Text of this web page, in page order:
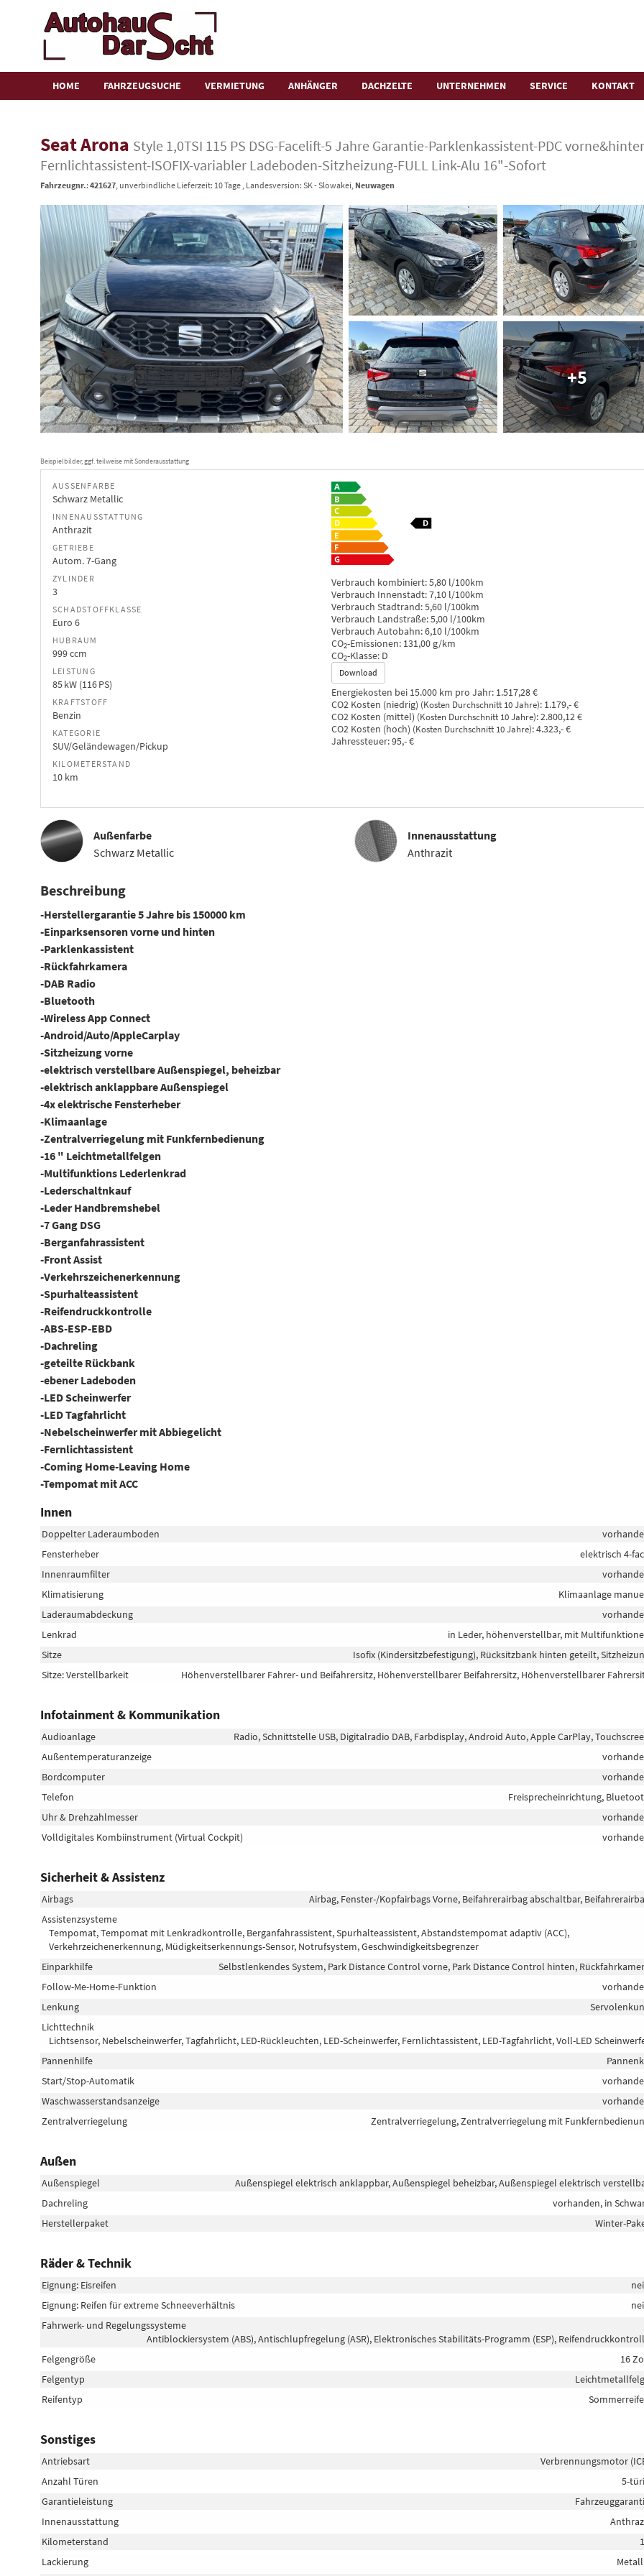
HOME FAHRZEUGSUCHE VERMIETUNG ANHÄNGER DACHZELTE UNTERNEHMEN SERVICE KONTAKT
Seat Arona Style 1,0TSI 115 PS DSG-Facelift-5 Jahre Garantie-Parklenkassistent-PDC
Fernlichtassistent-ISOFIX-variabler Ladeboden-Sitzheizung-FULL Link-Alu 16"-Sofort
Fahrzeugnr.: 421627 , unverbindliche Lieferzeit: 10 Tage , Landesversion: SK - Slowakei, Neuwagen
+5
Beispielbilder, ggf. teilweise mit Sonderausstattung
AUSSENFARBE
Schwarz Metallic
INNENAUSSTATTUNG
Anthrazit
GETRIEBE
Autom. 7-Gang
ZYLINDER
3
SCHADSTOFFKLASSE
Euro 6
HUBRAUM
999 ccm
LEISTUNG
85 kW (116 PS)
KRAFTSTOFF
Benzin
KATEGORIE
SUV/Geländewagen/Pickup
KILOMETERSTAND
10 km
Verbrauch kombiniert:5,80 l/100km
Verbrauch Innenstadt:7,10 l/100km
Verbrauch Stadtrand:5,60 l/100km
Verbrauch Landstraße:5,00 l/100km
Verbrauch Autobahn:6,10 l/100km
CO2-Emissionen: 131,00 g/km
CO2-Klasse: D
Download
Energiekosten bei 15.000 km pro Jahr: 1.517,28 €
CO2 Kosten (niedrig) (Kosten Durchschnitt 10 Jahre): 1.179,- €
CO2 Kosten (mittel) (Kosten Durchschnitt 10 Jahre):2.800,12 €
CO2 Kosten (hoch) (Kosten Durchschnitt 10 Jahre):4.323,- €
Jahressteuer:95,- €
Außenfarbe
Schwarz Metallic
InnenausstattungInnenausstattung
Anthrazit
Beschreibung
-Herstellergarantie 5 Jahre bis 150000 km
-Einparksensoren vorne und hinten
-Parklenkassistent
-Rückfahrkamera
-DAB Radio
-Bluetooth
-Wireless App Connect
-Android/Auto/AppleCarplay
-Sitzheizung vorne
-elektrisch verstellbare Außenspiegel, beheizbar
-elektrisch anklappbare Außenspiegel
-4x elektrische Fensterheber
-Klimaanlage
-Zentralverriegelung mit Funkfernbedienung
-16 " Leichtmetallfelgen
-Multifunktions Lederlenkrad
-Lederschaltnkauf
-Leder Handbremshebel
-7 Gang DSG
-Berganfahrassistent
-Front Assist
-Verkehrszeichenerkennung
-Spurhalteassistent
-Reifendruckkontrolle
-ABS-ESP-EBD
-Dachreling
-geteilte Rückbank
-ebener Ladeboden
-LED Scheinwerfer
-LED Tagfahrlicht
-Nebelscheinwerfer mit Abbiegelicht
-Fernlichtassistent
-Coming Home-Leaving Home
-Tempomat mit ACC
Innen
Doppelter Laderaumboden
Fensterheber
elektrisch 4-
Innenraumfilter
Klimatisierung
Klimaanlage
Laderaumabdeckung
Lenkrad
in Leder, höhenverstellbar, mit
Sitze
Isofix (Kindersitzbefestigung), Rücksitzbank hinten geteilt,
Sitze: Verstellbarkeit
Höhenverstellbarer Fahrer- und Beifahrersitz, Höhenverstellbarer Beifahrersitz, Höhenverstellbarer
Infotainment & Kommunikation
Audioanlage
Radio, Schnittstelle USB, Digitalradio DAB, Farbdisplay, Android Auto, Apple CarPlay,
Außentemperaturanzeige
Bordcomputer
Telefon
Freisprecheinrichtung,
Uhr & Drehzahlmesser
Volldigitales Kombiinstrument (Virtual Cockpit)
Sicherheit & Assistenz
Airbags
Airbag, Fenster-/Kopfairbags Vorne, Beifahrerairbag abschaltbar,
Assistenzsysteme
Tempomat, Tempomat mit Lenkradkontrolle, Berganfahrassistent, Spurhalteassistent, Abstandstempomat adaptiv (ACC),
Verkehrzeichenerkennung, Müdigkeitserkennungs-Sensor, Notrufsystem, Geschwindigkeitsbegrenzer
Einparkhilfe
Selbstlenkendes System, Park Distance Control vorne, Park Distance Control hinten,
Follow-Me-Home-Funktion
Lenkung
Lichttechnik
Lichtsensor, Nebelscheinwerfer, Tagfahrlicht, LED-Rückleuchten, LED-Scheinwerfer, Fernlichtassistent, LED-Tagfahrlicht, Voll-LED
Pannenhilfe
Start/Stop-Automatik
Waschwasserstandsanzeige
Zentralverriegelung
Zentralverriegelung, Zentralverriegelung mit
Außen
Außenspiegel
Außenspiegel elektrisch anklappbar, Außenspiegel beheizbar, Außenspiegel elektrisch
Dachreling
vorhanden, in
Herstellerpaket
Winter-
Räder & Technik
Eignung: Eisreifen
Eignung: Reifen für extreme Schneeverhältnis
Fahrwerk- und Regelungssysteme
Antiblockiersystem (ABS), Antischlupfregelung (ASR), Elektronisches Stabilitäts-Programm (ESP),
Felgengröße
16
Felgentyp
Reifentyp
Sonstiges
Antriebsart
Verbrennungsmotor
Anzahl Türen
5-
Garantieleistung
Innenausstattung
Kilometerstand
Lackierung